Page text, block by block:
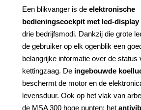
Een blikvanger is de elektronische
bedieningscockpit met led-display
drie bedrijfsmodi. Dankzij die grote
de gebruiker op elk ogenblik een
belangrijke informatie over de status
kettingzaag. De ingebouwde
beschermt de motor en de
levensduur. Ook op het vlak van
de MSA 300 hoge punten: het